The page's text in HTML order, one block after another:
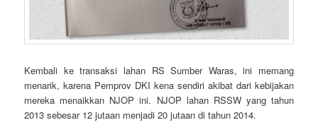
Kembali ke transaksi lahan RS Sumber Waras, ini memang
menarik, karena Pemprov DKI kena sendiri akibat dari kebijakan
mereka menaikkan NJOP ini. NJOP lahan RSSW yang tahun
2013 sebesar 12 jutaan menjadi 20 jutaan di tahun 2014.